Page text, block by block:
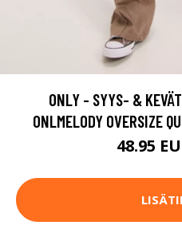
ONLY - SYYS- &
ONLMELODY OVERSIZE
48.95